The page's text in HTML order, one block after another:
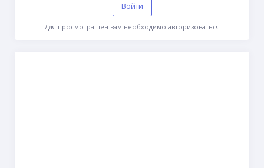
Войти
Для просмотра цен вам необходимо авторизоваться